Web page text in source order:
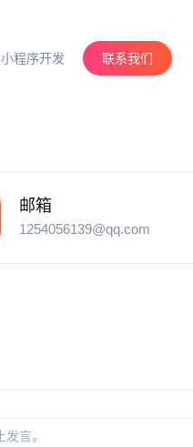
小程序开发 联系我们
邮箱
1254056139@qq.com